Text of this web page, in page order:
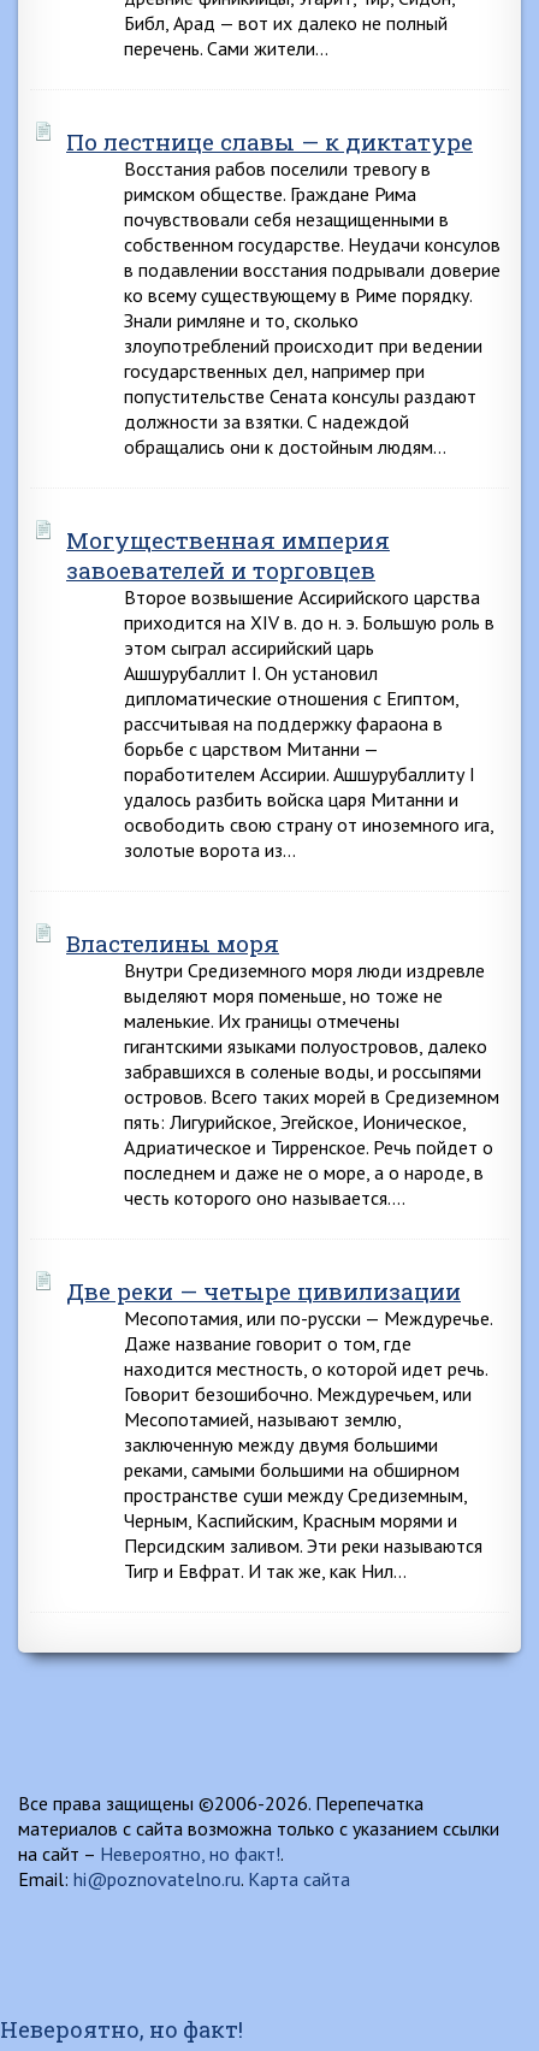
Библ, Арад — вот их далеко не полный
перечень. Сами жители…
По лестнице славы — к диктатуре
Восстания рабов поселили тревогу в
римском обществе. Граждане Рима
почувствовали себя незащищенными в
собственном государстве. Неудачи консулов
в подавлении восстания подрывали доверие
ко всему существующему в Риме порядку.
Знали римляне и то, сколько
злоупотреблений происходит при ведении
государственных дел, например при
попустительстве Сената консулы раздают
должности за взятки. С надеждой
обращались они к достойным людям…
Могущественная империя
завоевателей и торговцев
Второе возвышение Ассирийского царства
приходится на XIV в. до н. э. Большую роль в
этом сыграл ассирийский царь
Ашшурубаллит I. Он установил
дипломатические отношения с Египтом,
рассчитывая на поддержку фараона в
борьбе с царством Митанни —
поработителем Ассирии. Ашшурубаллиту I
удалось разбить войска царя Митанни и
освободить свою страну от иноземного ига,
золотые ворота из…
Властелины моря
Внутри Средиземного моря люди издревле
выделяют моря поменьше, но тоже не
маленькие. Их границы отмечены
гигантскими языками полуостровов, далеко
забравшихся в соленые воды, и россыпями
островов. Всего таких морей в Средиземном
пять: Лигурийское, Эгейское, Ионическое,
Адриатическое и Тирренское. Речь пойдет о
последнем и даже не о море, а о народе, в
честь которого оно называется….
Две реки — четыре цивилизации
Месопотамия, или по-русски — Междуречье.
Даже название говорит о том, где
находится местность, о которой идет речь.
Говорит безошибочно. Междуречьем, или
Месопотамией, называют землю,
заключенную между двумя большими
реками, самыми большими на обширном
пространстве суши между Средиземным,
Черным, Каспийским, Красным морями и
Персидским заливом. Эти реки называются
Тигр и Евфрат. И так же, как Нил…
Все права защищены ©2006-2026. Перепечатка
материалов с сайта возможна только с указанием ссылки
на сайт – Невероятно, но факт!.
Email: hi@poznovatelno.ru. Карта сайта
Невероятно, но факт!